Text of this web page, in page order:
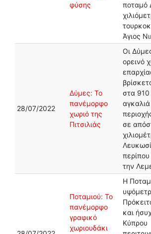
φύσης
ποταμό
Άγιος
28/07/2022
Δύμες: Το
πανέμορφο
χωριό της
Πιτσιλιάς
Οι
ορεινό
στα 910
αγκαλιά
σε
την
Ποταμιού: Το
πανέμορφο
γραφικό
χωριουδάκι
Η
και
Κύπρου